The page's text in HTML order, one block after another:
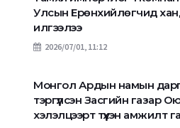
Улсын Ерөнхийлөгчид
илгээлээ
2026/07/01, 11:12
Монгол Ардын намын
тэргүүлсэн Засгийн газар
хэлэлцээрт түүхэн амжилт